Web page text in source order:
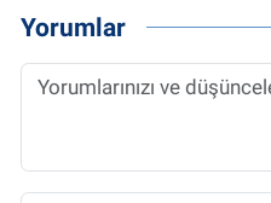
Yorumlar